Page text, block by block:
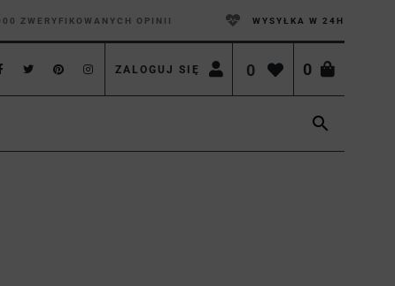
ZWERYFIKOWANYCH OPINII WYSYŁKA W 24H
0
ZALOGUJ SIĘ 0
